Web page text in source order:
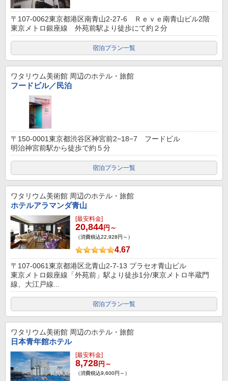
〒107-0062東京都港区南青山2-27-6 Ｒｅｖｅ南青山ビル2階
東京メトロ銀座線 外苑前駅より徒歩にて約２分
宿泊プラン一覧
ワタリウム美術館 周辺のホテル・旅館
フードビル／民泊
〒150-0001東京都渋谷区神宮前2−18−7 フードビル
明治神宮前駅から徒歩で約５分
宿泊プラン一覧
ワタリウム美術館 周辺のホテル・旅館
ホテルアラマンダ青山
[最安料金]
20,844円～
（消費税込22,928円～）
4.67
〒107-0061東京都港区北青山2-7-13 プラセオ青山ビル
東京メトロ銀座線「外苑前」駅より徒歩1分/東京メトロ半蔵門
線、大江戸線...
宿泊プラン一覧
ワタリウム美術館 周辺のホテル・旅館
日本青年館ホテル
[最安料金]
8,728円～
（消費税込9,600円～）